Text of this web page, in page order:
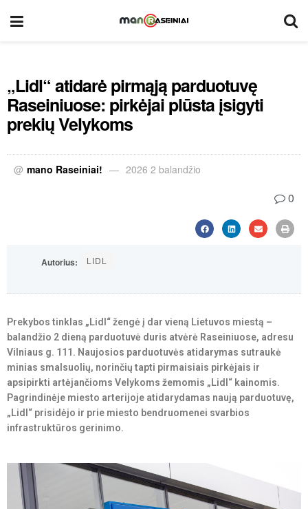
„Lidl“ atidarė pirmąją parduotuvę
Raseiniuose: pirkėjai plūsta įsigyti
prekių Velykoms
@ mano Raseiniai! 2026 2 balandžio
0
Autorius: LIDL
Prekybos tinklas „Lidl“ žengė į dar vieną Lietuvos miestą –
balandžio 2 dieną parduotuvė duris atvėrė Raseiniuose, adresu
Vilniaus g. 111. Naujosios parduotuvės atidarymas sutraukė
minias smalsuolių, norinčių tapti pirmaisiais pirkėjais ir
apsipirkti artėjančioms Velykoms žemomis „Lidl“ kainomis.
Pagrindinėje miesto arterijoje atidarydamas naują parduotuvę,
„Lidl“ prisidėjo ir prie miesto bendruomenei svarbios
infrastruktūros gerinimo.